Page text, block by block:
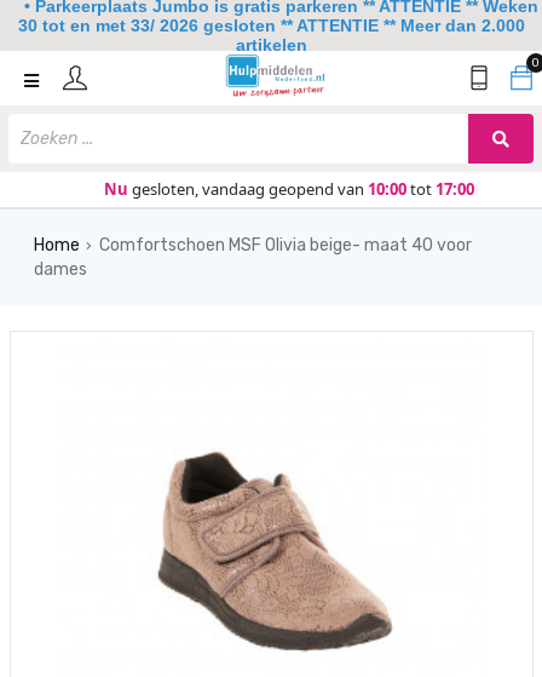
0
Nu gesloten, vandaag geopend van 10:00tot 17:00
Home
Keuken
Home › Comfortschoen MSF Olivia beige- maat 40 voor
dames
• Parkeerplaats Jumbo is gratis parkeren ** ATTENTIE ** Weken
30 tot en met 33/ 2026 gesloten ** ATTENTIE ** Meer dan 2.000
artikelen